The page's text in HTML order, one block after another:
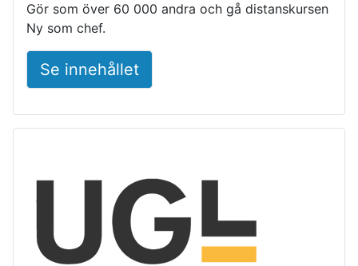
Gör som över 60 000 andra och gå distanskursen
Ny som chef.
Se innehållet